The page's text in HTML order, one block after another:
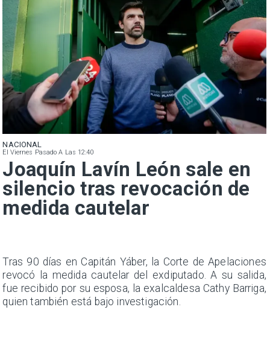
NACIONAL
El Viernes Pasado A Las 12:40
Joaquín Lavín León sale en
silencio tras revocación de
medida cautelar
Tras 90 días en Capitán Yáber, la Corte de Apelaciones
revocó la medida cautelar del exdiputado. A su salida,
fue recibido por su esposa, la exalcaldesa Cathy Barriga,
quien también está bajo investigación.